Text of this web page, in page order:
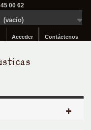
00 62
(vacío)
Contáctenos
Acceder